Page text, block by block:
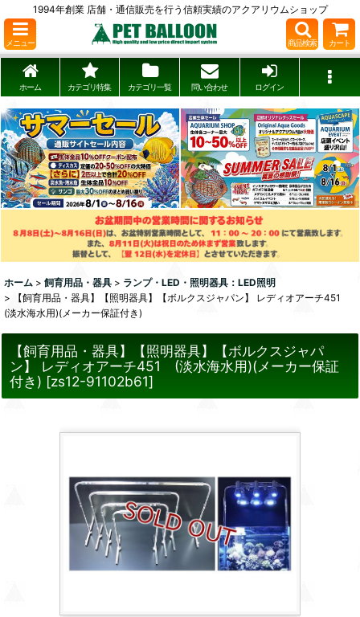
1994年創業 店舗・通信販売を行う信頼実績のアクアリウムショップ
メニュー 商品検索 カート
ホーム カテゴリ特集 カテゴリ一覧 問い合わせ ログイン
ホーム > 飼育用品・器具 > ランプ・LED・照明器具：LED照明
>
【飼育用品・器具】【照明器具】【ボルクスジャパン】 レディオアーチ451
(淡水海水用)(メーカー保証付き)
【飼育用品・器具】【照明器具】【ボルクスジャパ
ン】 レディオアーチ451 (淡水海水用)(メーカー保証
付き) [zs12-91102b61]